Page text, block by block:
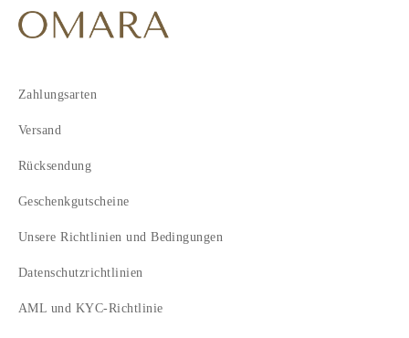
Zahlungsarten
Versand
Rücksendung
Geschenkgutscheine
Unsere Richtlinien und Bedingungen
Datenschutzrichtlinien
AML und KYC-Richtlinie